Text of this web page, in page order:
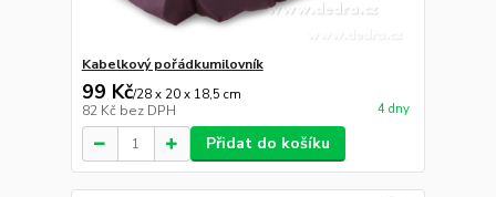
Kabelkový pořádkumilovník
99 Kč/28 x 20 x 18,5 cm
82 Kč bez DPH 4 dny
Přidat do košíku